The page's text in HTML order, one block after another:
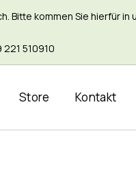
kommen Sie hierfür in
221 510910
Store Kontakt